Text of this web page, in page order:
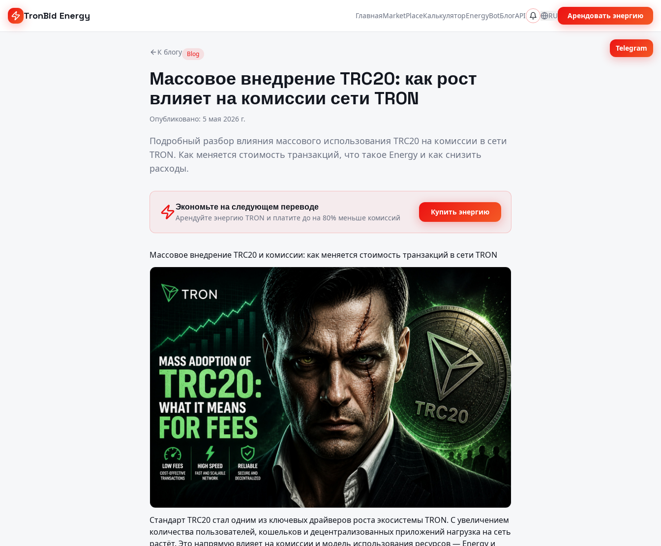
TronBid Energy ГлавнаяMarketPlaceКалькуляторEnergyBotБлогAPI RU Арендовать энергию
К блогу Blog
Массовое внедрение TRC20: как рост
влияет на комиссии сети TRON
Опубликовано: 5 мая 2026 г.
Подробный разбор влияния массового использования TRC20 на комиссии в сети
TRON. Как меняется стоимость транзакций, что такое Energy и как снизить
расходы.
Экономьте на следующем переводе
Арендуйте энергию TRON и платите до на 80% меньше комиссий
Купить энергию
Массовое внедрение TRC20 и комиссии: как меняется стоимость транзакций в сети TRON
Стандарт TRC20 стал одним из ключевых драйверов роста экосистемы TRON. С увеличением
количества пользователей, кошельков и децентрализованных приложений нагрузка на сеть
растёт. Это напрямую влияет на комиссии и модель использования ресурсов — Energy и
Telegram